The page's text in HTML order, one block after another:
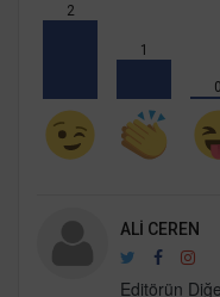
2
1
0
ALI CEREN
Editörün